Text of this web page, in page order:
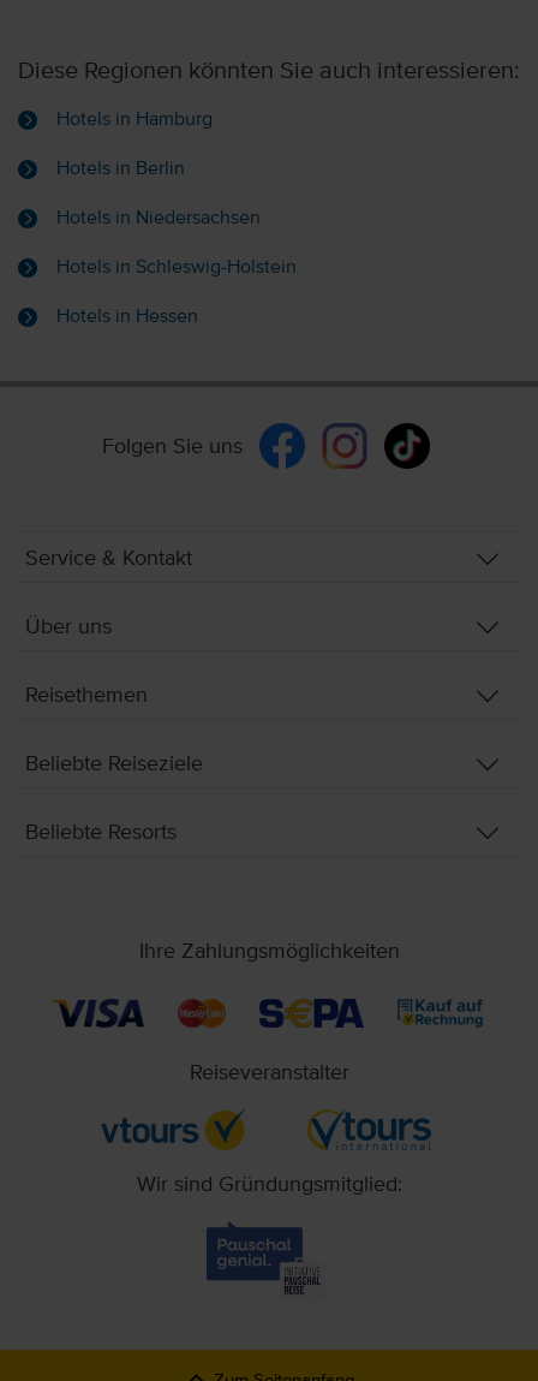
Diese Regionen könnten Sie auch interessieren:
Hotels in Hamburg
Hotels in Berlin
Hotels in Niedersachsen
Hotels in Schleswig-Holstein
Hotels in Hessen
Folgen Sie uns
Service & Kontakt
Über uns
Reisethemen
Beliebte Reiseziele
Beliebte Resorts
Ihre Zahlungsmöglichkeiten
Reiseveranstalter
Wir sind Gründungsmitglied: